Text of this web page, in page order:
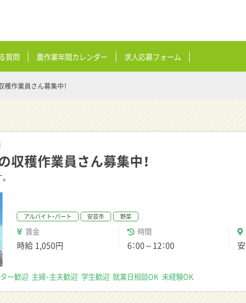
質問 農作業年間カレンダー 求人応募フォーム
穫作業員さん募集中！
収穫作業員さん募集中！
アルバイト・パート 安芸市 野菜
賃金
時給 1,050円
時間
6：00～12：00
ー歓迎 主婦･主夫歓迎 学生歓迎 就業日相談OK 未経験OK